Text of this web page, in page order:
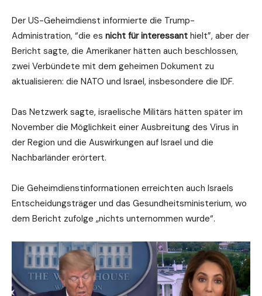
Der US-Geheimdienst informierte die Trump-
Administration, “die es nicht für interessant hielt”, aber der
Bericht sagte, die Amerikaner hätten auch beschlossen,
zwei Verbündete mit dem geheimen Dokument zu
aktualisieren: die NATO und Israel, insbesondere die IDF.
Das Netzwerk sagte, israelische Militärs hätten später im
November die Möglichkeit einer Ausbreitung des Virus in
der Region und die Auswirkungen auf Israel und die
Nachbarländer erörtert.
Die Geheimdienstinformationen erreichten auch Israels
Entscheidungsträger und das Gesundheitsministerium, wo
dem Bericht zufolge „nichts unternommen wurde“.